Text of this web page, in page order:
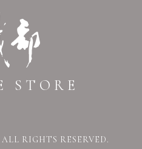
STORE
RIGHTS RESERVED.